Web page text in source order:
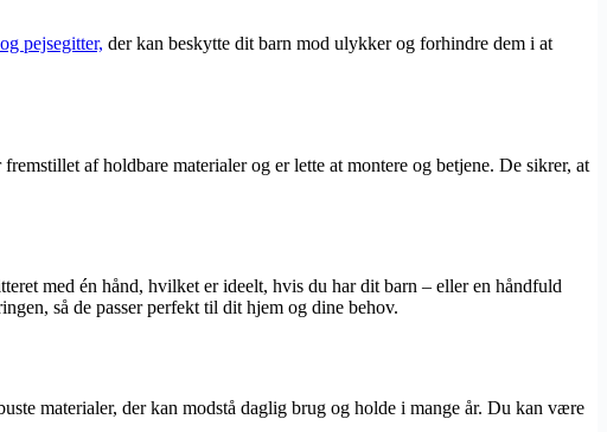
pejsegitter, der kan beskytte dit barn mod ulykker og forhindre dem i at
af holdbare materialer og er lette at montere og betjene. De sikrer, at
med én hånd, hvilket er ideelt, hvis du har dit barn – eller en håndfuld
så de passer perfekt til dit hjem og dine behov.
materialer, der kan modstå daglig brug og holde i mange år. Du kan være